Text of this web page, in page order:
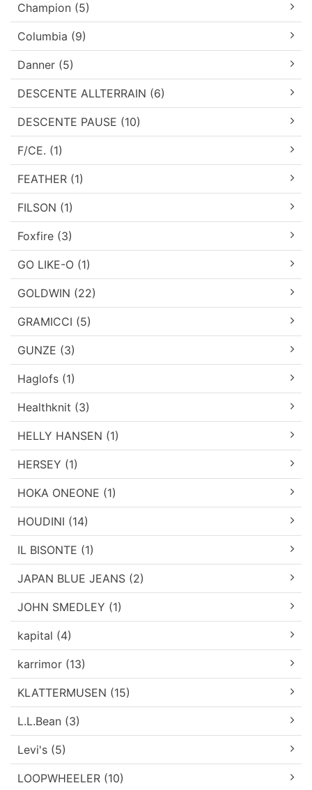
Champion (5)
Columbia (9)
Danner (5)
DESCENTE ALLTERRAIN (6)
DESCENTE PAUSE (10)
F/CE. (1)
FEATHER (1)
FILSON (1)
Foxfire (3)
GO LIKE-O (1)
GOLDWIN (22)
GRAMICCI (5)
GUNZE (3)
Haglofs (1)
Healthknit (3)
HELLY HANSEN (1)
HERSEY (1)
HOKA ONEONE (1)
HOUDINI (14)
IL BISONTE (1)
JAPAN BLUE JEANS (2)
JOHN SMEDLEY (1)
kapital (4)
karrimor (13)
KLATTERMUSEN (15)
L.L.Bean (3)
Levi's (5)
LOOPWHEELER (10)